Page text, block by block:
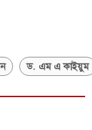
ড. এম এ কাইয়ুম